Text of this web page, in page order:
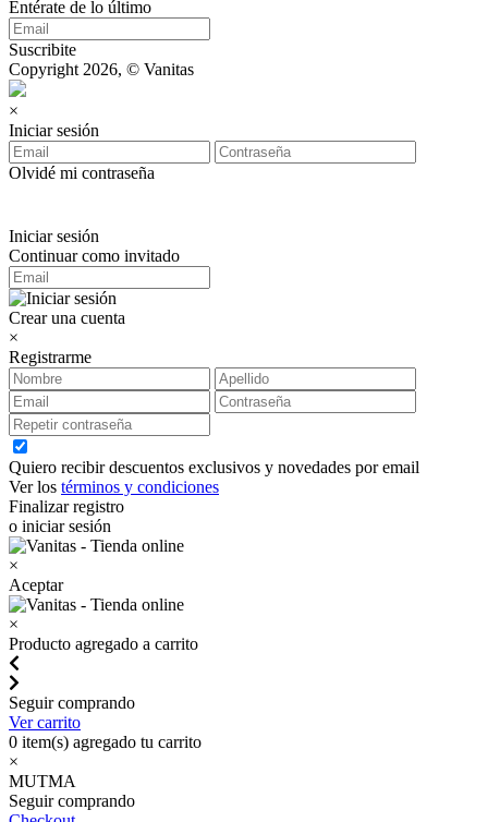
Entérate de lo último
Suscribite
Copyright 2026, © Vanitas
×
Iniciar sesión
Olvidé mi contraseña
Iniciar sesión
Continuar como invitado
Crear una cuenta
×
Registrarme
Quiero recibir descuentos exclusivos y novedades por email
Ver los términos y condiciones
Finalizar registro
o iniciar sesión
×
Aceptar
×
Producto agregado a carrito
Seguir comprando
Ver carrito
0 item(s) agregado tu carrito
×
MUTMA
Seguir comprando